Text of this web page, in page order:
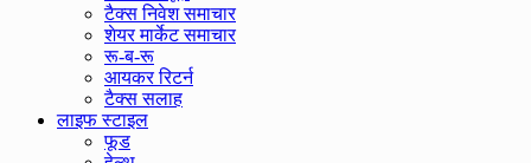
टैक्स निवेश समाचार
शेयर मार्केट समाचार
रू-ब-रू
आयकर रिटर्न
टैक्स सलाह
लाइफ स्टाइल
फूड